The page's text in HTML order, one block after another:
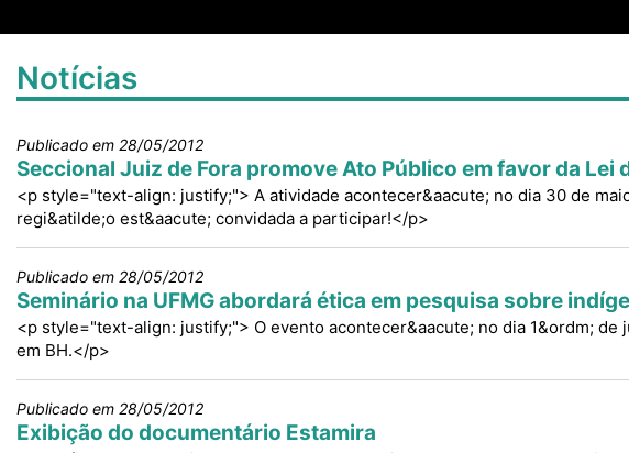
Notícias
Publicado em 28/05/2012
Seccional Juiz de Fora promove Ato Público em favor da Lei
<p style="text-align: justify;"> A atividade acontecer&aacute; no dia 30 de
regi&atilde;o est&aacute; convidada a participar!</p>
Publicado em 28/05/2012
Seminário na UFMG abordará ética em pesquisa sobre
<p style="text-align: justify;"> O evento acontecer&aacute; no dia 1&ordm; de
em BH.</p>
Publicado em 28/05/2012
Exibição do documentário Estamira